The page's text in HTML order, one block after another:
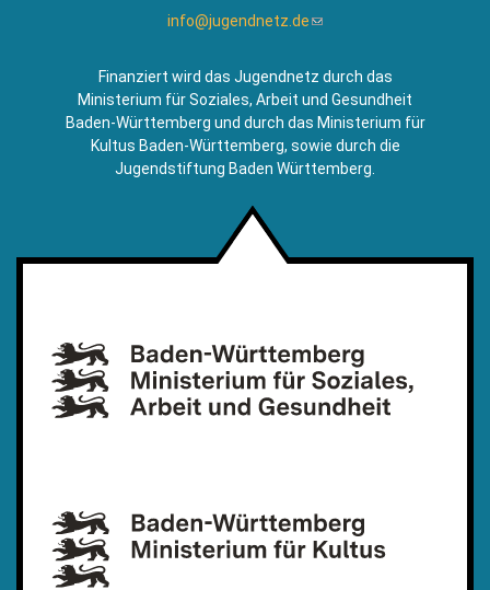
info@jugendnetz.de(Link
Mail)
Finanziert wird das Jugendnetz durch das
Ministerium für Soziales, Arbeit und Gesundheit
Baden-Württemberg und durch das Ministerium für
Kultus Baden-Württemberg, sowie durch die
Jugendstiftung Baden Württemberg.